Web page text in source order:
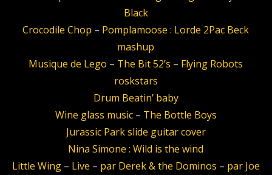
Black
Crocodile Chop – Pomplamoose : Lorde 2Pac Beck
mashup
Musique de Lego – The Bit 52’s – Flying Robots
roskstars
Drum Beatin’ baby
Wine glass music– The Bottle Boys
Jurassic Park slide guitar cover
Nina Simone : Wild is the wind
Little Wing– Live – par Derek & the Dominos – par Joe